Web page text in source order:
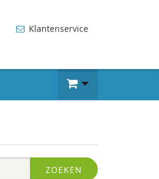
Klantenservice
ZOEKEN